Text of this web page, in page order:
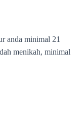
anda minimal 21
menikah, minimal